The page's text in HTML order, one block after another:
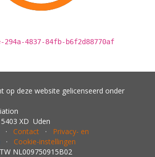
294a-4837-84fb-b6f2d88770af
op deze website gelicenseerd onder
XD Uden
· Contact · Privacy- en
· Cookie-instellingen
NL009750915B02